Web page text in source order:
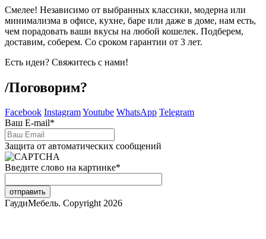
Смелее! Независимо от выбранных классики, модерна или
минимализма в офисе, кухне, баре или даже в доме, нам есть,
чем порадовать ваши вкусы на любой кошелек. Подберем,
доставим, соберем. Со сроком гарантии от 3 лет.
Есть идеи? Свяжитесь с нами!
/Поговорим?
Facebook InstagramYoutube WhatsApp Telegram
Ваш E-mail*
Защита от автоматических сообщений
Введите слово на картинке*
ГаудиМебель. Copyright 2026